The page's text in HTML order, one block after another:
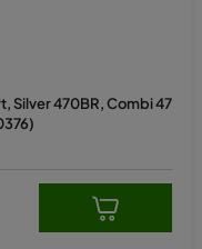
Silver 470BR, Combi 47